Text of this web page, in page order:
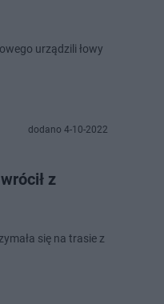
urządzili łowy
dodano 4-10-2022
z
się na trasie z